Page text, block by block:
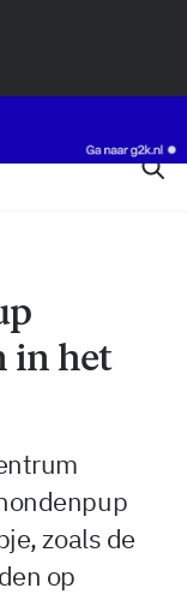
in het
zoals de
op